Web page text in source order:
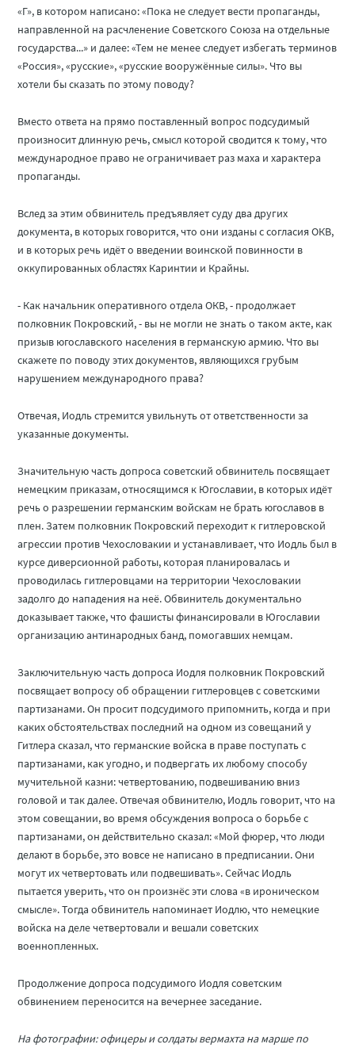
«Г», в котором написано: «Пока не следует вести пропаганды,
направленной на расчленение Советского Союза на отдельные
государства...» и далее: «Тем не менее следует избегать терминов
«Россия», «русские», «русские вооружённые силы». Что вы
хотели бы сказать по этому поводу?
Вместо ответа на прямо поставленный вопрос подсудимый
произносит длинную речь, смысл которой сводится к тому, что
международное право не ограничивает раз маха и характера
пропаганды.
Вслед за этим обвинитель предъявляет суду два других
документа, в которых говорится, что они изданы с согласия ОКВ,
и в которых речь идёт о введении воинской повинности в
оккупированных областях Каринтии и Крайны.
- Как начальник оперативного отдела ОКВ, - продолжает
полковник Покровский, - вы не могли не знать о таком акте, как
призыв югославского населения в германскую армию. Что вы
скажете по поводу этих документов, являющихся грубым
нарушением международного права?
Отвечая, Иодль стремится увильнуть от ответственности за
указанные документы.
Значительную часть допроса советский обвинитель посвящает
немецким приказам, относящимся к Югославии, в которых идёт
речь о разрешении германским войскам не брать югославов в
плен. Затем полковник Покровский переходит к гитлеровской
агрессии против Чехословакии и устанавливает, что Иодль был в
курсе диверсионной работы, которая планировалась и
проводилась гитлеровцами на территории Чехословакии
задолго до нападения на неё. Обвинитель документально
доказывает также, что фашисты финансировали в Югославии
организацию антинародных банд, помогавших немцам.
Заключительную часть допроса Иодля полковник Покровский
посвящает вопросу об обращении гитлеровцев с советскими
партизанами. Он просит подсудимого припомнить, когда и при
каких обстоятельствах последний на одном из совещаний у
Гитлера сказал, что германские войска в праве поступать с
партизанами, как угодно, и подвергать их любому способу
мучительной казни: четвертованию, подвешиванию вниз
головой и так далее. Отвечая обвинителю, Иодль говорит, что на
этом совещании, во время обсуждения вопроса о борьбе с
партизанами, он действительно сказал: «Мой фюрер, что люди
делают в борьбе, это вовсе не написано в предписании. Они
могут их четвертовать или подвешивать». Сейчас Иодль
пытается уверить, что он произнёс эти слова «в ироническом
смысле». Тогда обвинитель напоминает Иодлю, что немецкие
войска на деле четвертовали и вешали советских
военнопленных.
Продолжение допроса подсудимого Иодля советским
обвинением переносится на вечернее заседание.
На фотографии: офицеры и солдаты вермахта на марше по